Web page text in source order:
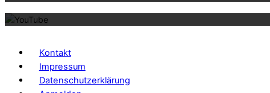
Kontakt
Impressum
Datenschutzerklärung